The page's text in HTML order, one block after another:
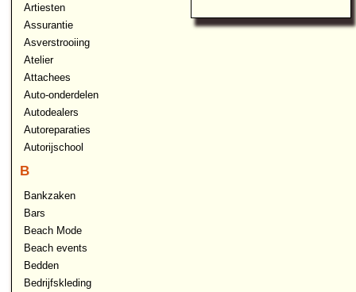
Artiesten
Assurantie
Asverstrooiing
Atelier
Attachees
Auto-onderdelen
Autodealers
Autoreparaties
Autorijschool
B
Bankzaken
Bars
Beach Mode
Beach events
Bedden
Bedrijfskleding